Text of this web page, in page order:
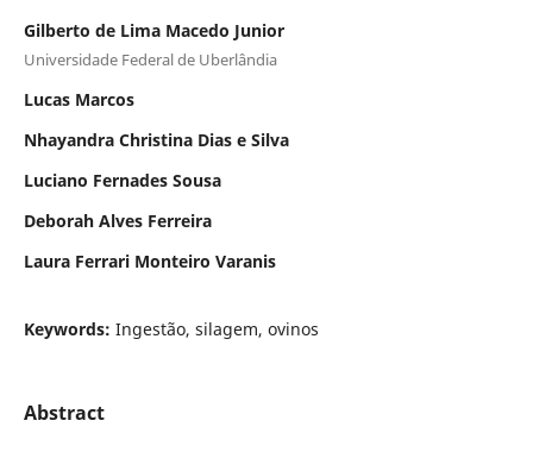
Gilberto de Lima Macedo Junior
Universidade Federal de Uberlândia
Lucas Marcos
Nhayandra Christina Dias e Silva
Luciano Fernades Sousa
Deborah Alves Ferreira
Laura Ferrari Monteiro Varanis
Keywords: Ingestão, silagem, ovinos
Abstract